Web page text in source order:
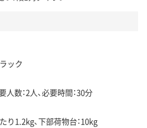
ック
人数：2人、必要時間：30分
り1.2kg、下部荷物台：10kg